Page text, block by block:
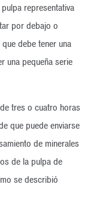
representativa
por debajo o
debe tener una
una pequeña serie
tres o cuatro horas
que puede enviarse
de minerales
de la pulpa de
se describió